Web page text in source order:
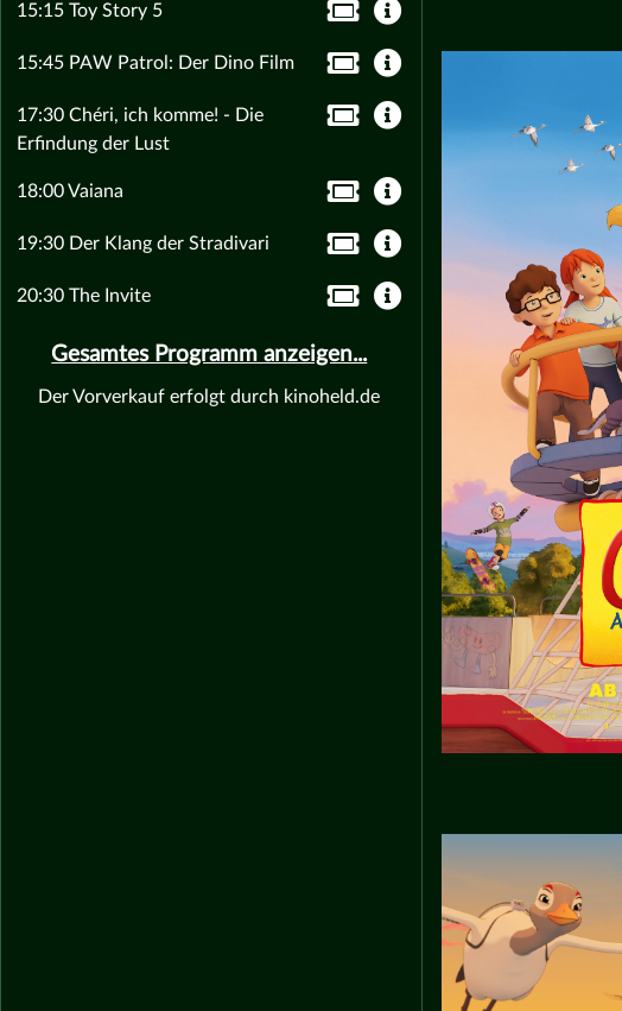
15:15 Toy Story 5
15:45 PAW Patrol: Der Dino Film
17:30 Chéri, ich komme! - Die
Erfindung der Lust
18:00 Vaiana
19:30 Der Klang der Stradivari
20:30 The Invite
Gesamtes Programm anzeigen...
Der Vorverkauf erfolgt durch kinoheld.de